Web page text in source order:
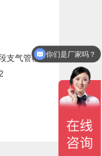
支气管模型你们是厂家吗？